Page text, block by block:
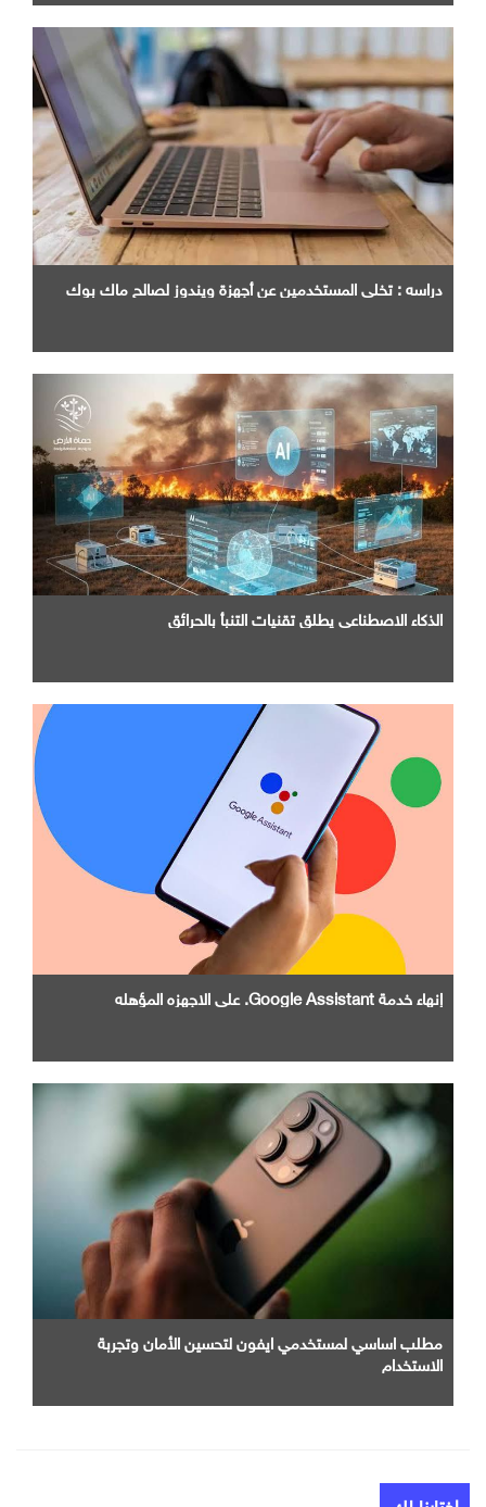
دراسه : تخلي المستخدمين عن أجهزة ويندوز لصالح ماك بوك
الذكاء الاصطناعي يطلق تقنيات التنبأ بالحرائق
إنهاء خدمة Google Assistant. علي الاجهزه المؤهله
مطلب اساسي لمستخدمي ايفون لتحسين الأمان وتجربة
الاستخدام